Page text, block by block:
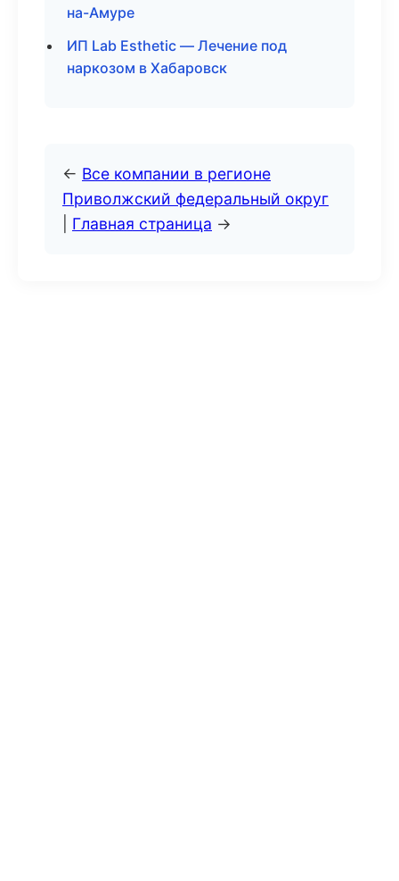
на-Амуре
ИП Lab Esthetic — Лечение под
наркозом в Хабаровск
← Все компании в регионе
Приволжский федеральный округ
Главная страница →